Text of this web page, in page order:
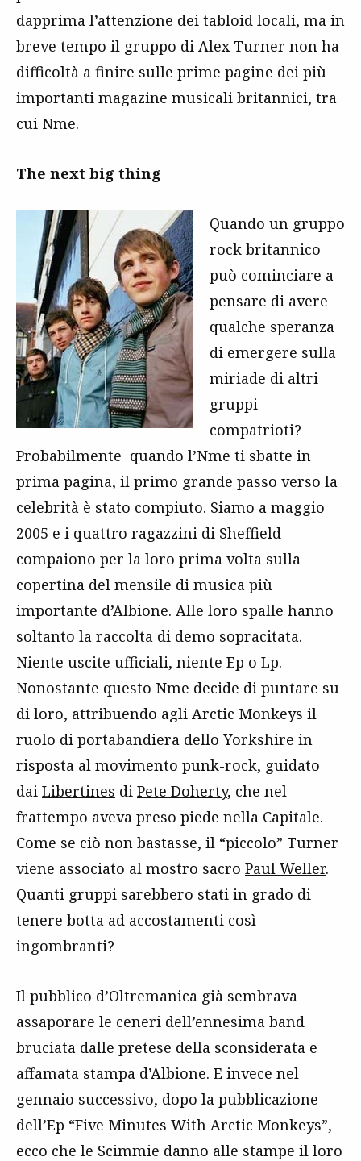
dapprima l’attenzione dei tabloid locali, ma in
breve tempo il gruppo di Alex Turner non ha
difficoltà a finire sulle prime pagine dei più
importanti magazine musicali britannici, tra
cui Nme.
The next big thing
Quando un gruppo
rock britannico
può cominciare a
pensare di avere
qualche speranza
di emergere sulla
miriade di altri
gruppi
compatrioti?
Probabilmente quando l’Nme ti sbatte in
prima pagina, il primo grande passo verso la
celebrità è stato compiuto. Siamo a maggio
2005 e i quattro ragazzini di Sheffield
compaiono per la loro prima volta sulla
copertina del mensile di musica più
importante d’Albione. Alle loro spalle hanno
soltanto la raccolta di demo sopracitata.
Niente uscite ufficiali, niente Ep o Lp.
Nonostante questo Nme decide di puntare su
di loro, attribuendo agli Arctic Monkeys il
ruolo di portabandiera dello Yorkshire in
risposta al movimento punk-rock, guidato
dai Libertines di Pete Doherty, che nel
frattempo aveva preso piede nella Capitale.
Come se ciò non bastasse, il “piccolo” Turner
viene associato al mostro sacro Paul Weller.
Quanti gruppi sarebbero stati in grado di
tenere botta ad accostamenti così
ingombranti?
Il pubblico d’Oltremanica già sembrava
assaporare le ceneri dell’ennesima band
bruciata dalle pretese della sconsiderata e
affamata stampa d’Albione. E invece nel
gennaio successivo, dopo la pubblicazione
dell’Ep “Five Minutes With Arctic Monkeys”,
ecco che le Scimmie danno alle stampe il loro